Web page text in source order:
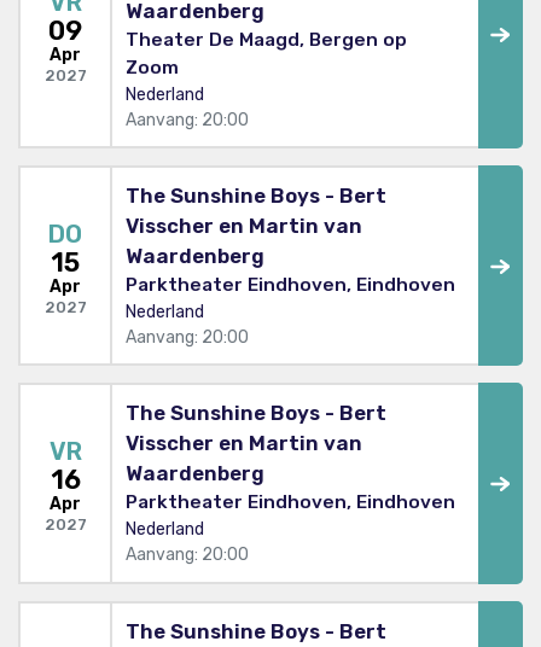
09
Apr
2027
Waardenberg
Theater De Maagd, Bergen op
Zoom
Nederland
Aanvang: 20:00
DO
15
Apr
2027
The Sunshine Boys - Bert
Visscher en Martin van
Waardenberg
Parktheater Eindhoven, Eindhoven
Nederland
Aanvang: 20:00
VR
16
Apr
2027
The Sunshine Boys - Bert
Visscher en Martin van
Waardenberg
Parktheater Eindhoven, Eindhoven
Nederland
Aanvang: 20:00
The Sunshine Boys - Bert